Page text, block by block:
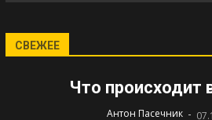
СВЕЖЕЕ
Что происходит
Антон Пасечник -